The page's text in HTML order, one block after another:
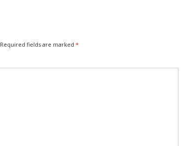
Required fields are marked *